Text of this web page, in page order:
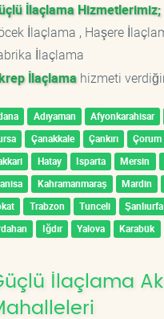
İlaçlama Hizmetlerimiz;
İlaçlama , Haşere
İlaçlama
İlaçlama hizmeti
Adıyaman Afyonkarahisar
Çanakkale Çankırı Çorum
Hatay Isparta Mersin
Kahramanmaraş Mardin
Trabzon Tunceli Şanlıurfa
Iğdır Yalova Karabük
İlaçlama